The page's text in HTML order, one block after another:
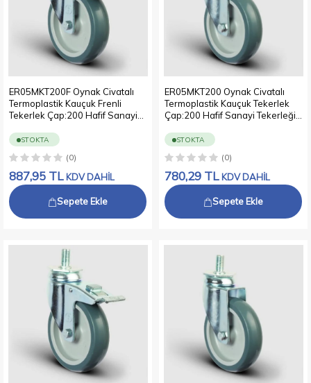
ER05MKT200F Oynak Civatalı
Termoplastik Kauçuk Frenli
Tekerlek Çap:200 Hafif Sanayi
Burçlu Polipropilen Üzeri
Termoplastik Kauçuk Kaplı Gri
Teker
STOKTA
(0)
887,95 TL KDV DAHİL
Sepete Ekle
ER05MKT200 Oynak Civatalı
Termoplastik Kauçuk Tekerlek
Çap:200 Hafif Sanayi Tekerleği
Polipropilen Üzeri Termoplastik
Kauçuk Kaplı Gri Teker
STOKTA
(0)
780,29 TL KDV DAHİL
Sepete Ekle